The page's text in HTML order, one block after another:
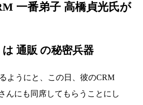
一番弟子 高橋貞光氏が
通販 の秘密兵器
ようにと、この日、彼のCRM
んにも同席してもらうことにし